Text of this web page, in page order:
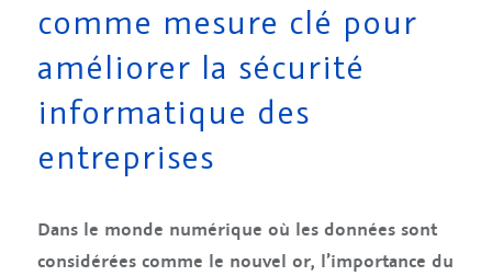
comme mesure clé pour
améliorer la sécurité
informatique des
entreprises
Dans le monde numérique où les données sont
considérées comme le nouvel or, l’importance du